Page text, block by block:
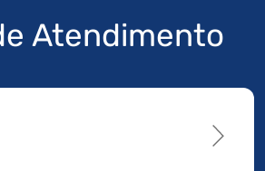
Atendimento